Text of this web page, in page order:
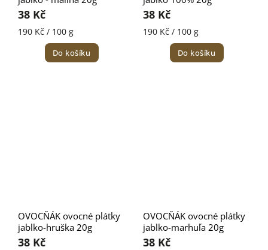
38 Kč
190 Kč / 100 g
Do košíku
38 Kč
190 Kč / 100 g
Do košíku
OVOCŇÁK ovocné plátky
jablko-hruška 20g
38 Kč
OVOCŇÁK ovocné plátky
jablko-marhuľa 20g
38 Kč